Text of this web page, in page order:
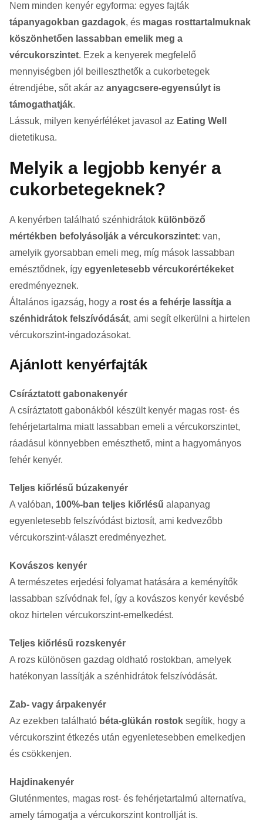
Nem minden kenyér egyforma: egyes fajták
tápanyagokban gazdagok, és magas rosttartalmuknak
köszönhetően lassabban emelik meg a
vércukorszintet. Ezek a kenyerek megfelelő
mennyiségben jól beilleszthetők a cukorbetegek
étrendjébe, sőt akár az anyagcsere-egyensúlyt is
támogathatják.
Lássuk, milyen kenyérféléket javasol az Eating Well
dietetikusa.
Melyik a legjobb kenyér a
cukorbetegeknek?
A kenyérben található szénhidrátok különböző
mértékben befolyásolják a vércukorszintet: van,
amelyik gyorsabban emeli meg, míg mások lassabban
emésztődnek, így egyenletesebb vércukorértékeket
eredményeznek.
Általános igazság, hogy a rost és a fehérje lassítja a
szénhidrátok felszívódását, ami segít elkerülni a hirtelen
vércukorszint-ingadozásokat.
Ajánlott kenyérfajták
Csíráztatott gabonakenyér
A csíráztatott gabonákból készült kenyér magas rost- és
fehérjetartalma miatt lassabban emeli a vércukorszintet,
ráadásul könnyebben emészthető, mint a hagyományos
fehér kenyér.
Teljes kiőrlésű búzakenyér
A valóban, 100%-ban teljes kiőrlésű alapanyag
egyenletesebb felszívódást biztosít, ami kedvezőbb
vércukorszint-választ eredményezhet.
Kovászos kenyér
A természetes erjedési folyamat hatására a keményítők
lassabban szívódnak fel, így a kovászos kenyér kevésbé
okoz hirtelen vércukorszint-emelkedést.
Teljes kiőrlésű rozskenyér
A rozs különösen gazdag oldható rostokban, amelyek
hatékonyan lassítják a szénhidrátok felszívódását.
Zab- vagy árpakenyér
Az ezekben található béta-glükán rostok segítik, hogy a
vércukorszint étkezés után egyenletesebben emelkedjen
és csökkenjen.
Hajdinakenyér
Gluténmentes, magas rost- és fehérjetartalmú alternatíva,
amely támogatja a vércukorszint kontrollját is.